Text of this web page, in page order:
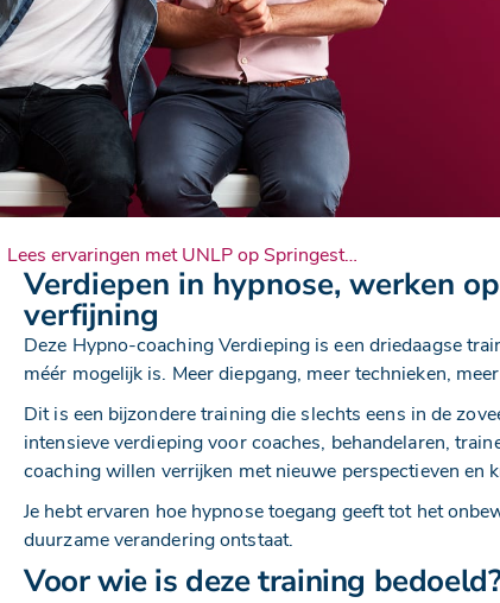
Lees ervaringen met UNLP op Springest…
Verdiepen in hypnose, werken
verfijning
Deze Hypno-coaching Verdieping is een driedaagse
méér mogelijk is. Meer diepgang, meer technieken,
Dit is een bijzondere training die slechts eens in de
intensieve verdieping voor coaches, behandelaren,
coaching willen verrijken met nieuwe perspectieven en
Je hebt ervaren hoe hypnose toegang geeft tot het
duurzame verandering ontstaat.
Voor wie is deze training